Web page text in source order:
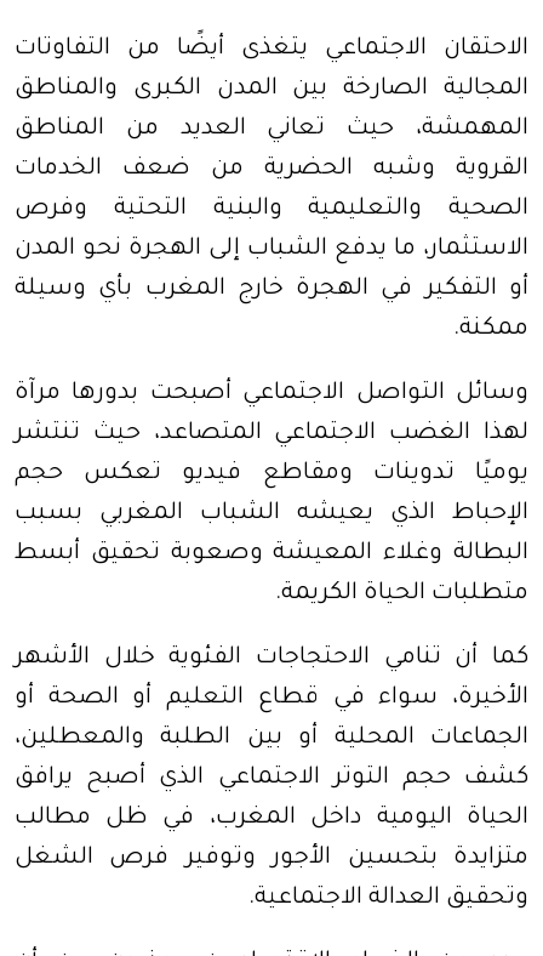
الاحتقان الاجتماعي يتغذى أيضًا من التفاوتات
المجالية الصارخة بين المدن الكبرى والمناطق
المهمشة، حيث تعاني العديد من المناطق
القروية وشبه الحضرية من ضعف الخدمات
الصحية والتعليمية والبنية التحتية وفرص
الاستثمار، ما يدفع الشباب إلى الهجرة نحو المدن
أو التفكير في الهجرة خارج المغرب بأي وسيلة
ممكنة.
وسائل التواصل الاجتماعي أصبحت بدورها مرآة
لهذا الغضب الاجتماعي المتصاعد، حيث تنتشر
يوميًا تدوينات ومقاطع فيديو تعكس حجم
الإحباط الذي يعيشه الشباب المغربي بسبب
البطالة وغلاء المعيشة وصعوبة تحقيق أبسط
متطلبات الحياة الكريمة.
كما أن تنامي الاحتجاجات الفئوية خلال الأشهر
الأخيرة، سواء في قطاع التعليم أو الصحة أو
الجماعات المحلية أو بين الطلبة والمعطلين،
كشف حجم التوتر الاجتماعي الذي أصبح يرافق
الحياة اليومية داخل المغرب، في ظل مطالب
متزايدة بتحسين الأجور وتوفير فرص الشغل
وتحقيق العدالة الاجتماعية.